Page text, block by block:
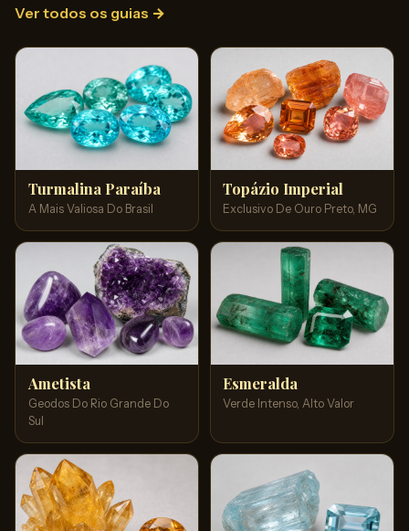
Ver todos os guias →
Turmalina Paraíba
A Mais Valiosa Do Brasil
Topázio Imperial
Exclusivo De Ouro Preto, MG
Ametista
Geodos Do Rio Grande Do
Sul
Esmeralda
Verde Intenso, Alto Valor